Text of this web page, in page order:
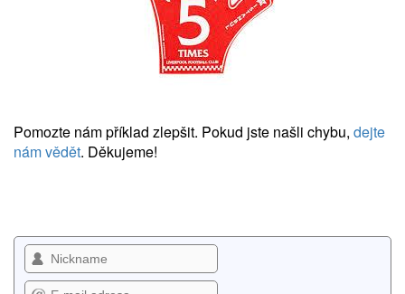
Pomozte nám příklad zlepšit. Pokud jste našli chybu, dejte
nám vědět. Děkujeme!